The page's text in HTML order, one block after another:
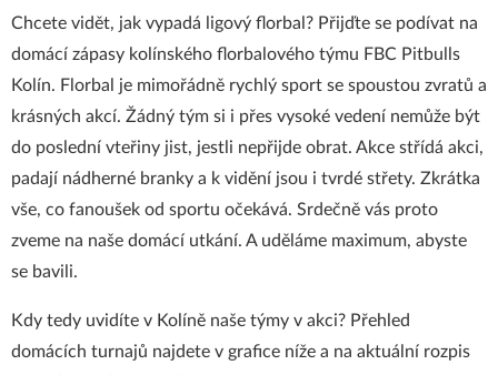
Chcete vidět, jak vypadá ligový florbal? Přijďte se podívat na
domácí zápasy kolínského florbalového týmu FBC Pitbulls
Kolín. Florbal je mimořádně rychlý sport se spoustou zvratů a
krásných akcí. Žádný tým si i přes vysoké vedení nemůže být
do poslední vteřiny jist, jestli nepřijde obrat. Akce střídá akci,
padají nádherné branky a k vidění jsou i tvrdé střety. Zkrátka
vše, co fanoušek od sportu očekává. Srdečně vás proto
zveme na naše domácí utkání. A uděláme maximum, abyste
se bavili.
Kdy tedy uvidíte v Kolíně naše týmy v akci? Přehled
domácích turnajů najdete v grafice níže a na aktuální rozpis